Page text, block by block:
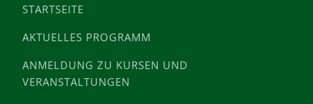
STARTSEITE
AKTUELLES PROGRAMM
ANMELDUNG ZU KURSEN UND
VERANSTALTUNGEN